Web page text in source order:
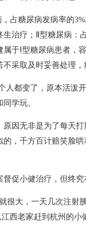
糖尿病发病率的3%
治疗；Ⅱ型糖尿病：
于Ⅰ型糖尿病患者，
采取及时妥善处理
都变了，原本活泼
学玩。
无非是为了每天打
，千方百计赔笑脸
小健治疗，但终究
大，一天几次注射
西老家赶到杭州的小